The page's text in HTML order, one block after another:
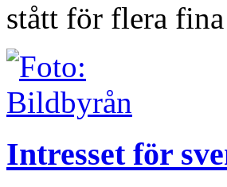
stått för flera
Intresset för